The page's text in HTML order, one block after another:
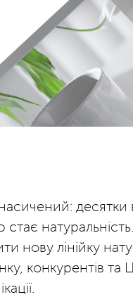
десятки
нову лінійку
конкурентів та